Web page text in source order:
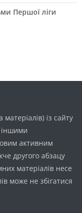
Першої ліги
із сайту
іншими
активним
другого абзацу
матеріалів несе
може не збігатися